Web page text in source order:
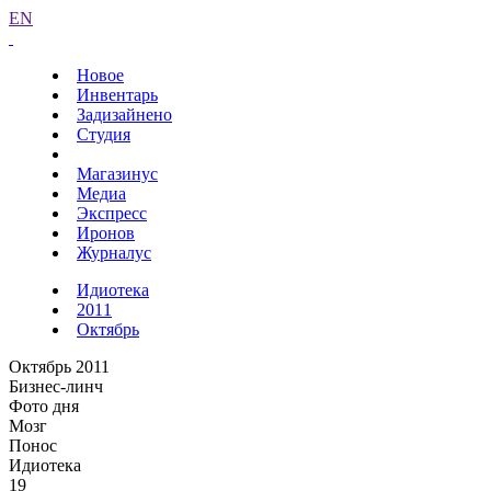
EN
Новое
Инвентарь
Задизайнено
Студия
Магазинус
Медиа
Экспресс
Иронов
Журналус
Идиотека
2011
Октябрь
Октябрь 2011
Бизнес-линч
Фото дня
Мозг
Понос
Идиотека
19